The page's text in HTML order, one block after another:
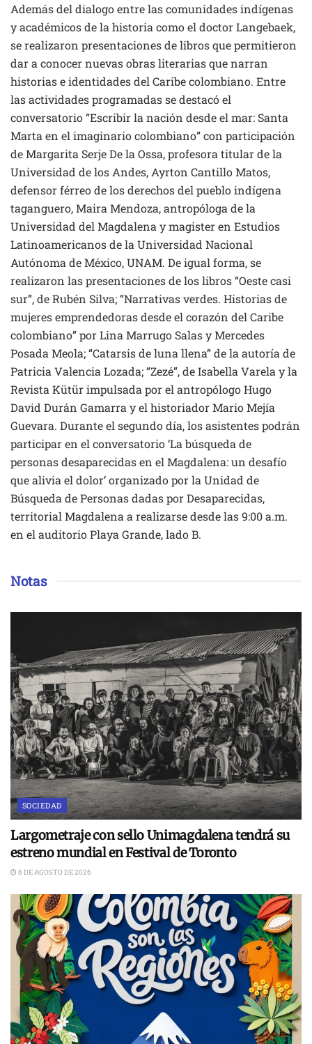
Además del dialogo entre las comunidades indígenas
y académicos de la historia como el doctor Langebaek,
se realizaron presentaciones de libros que permitieron
dar a conocer nuevas obras literarias que narran
historias e identidades del Caribe colombiano. Entre
las actividades programadas se destacó el
conversatorio “Escribir la nación desde el mar: Santa
Marta en el imaginario colombiano” con participación
de Margarita Serje De la Ossa, profesora titular de la
Universidad de los Andes, Ayrton Cantillo Matos,
defensor férreo de los derechos del pueblo indígena
taganguero, Maira Mendoza, antropóloga de la
Universidad del Magdalena y magister en Estudios
Latinoamericanos de la Universidad Nacional
Autónoma de México, UNAM. De igual forma, se
realizaron las presentaciones de los libros “Oeste casi
sur”, de Rubén Silva; “Narrativas verdes. Historias de
mujeres emprendedoras desde el corazón del Caribe
colombiano” por Lina Marrugo Salas y Mercedes
Posada Meola; “Catarsis de luna llena” de la autoría de
Patricia Valencia Lozada; “Zezé”, de Isabella Varela y la
Revista Kütür impulsada por el antropólogo Hugo
David Durán Gamarra y el historiador Mario Mejía
Guevara. Durante el segundo día, los asistentes podrán
participar en el conversatorio ‘La búsqueda de
personas desaparecidas en el Magdalena: un desafío
que alivia el dolor’ organizado por la Unidad de
Búsqueda de Personas dadas por Desaparecidas,
territorial Magdalena a realizarse desde las 9:00 a.m.
en el auditorio Playa Grande, lado B.
Notas
SOCIEDAD
Largometraje con sello Unimagdalena tendrá su
estreno mundial en Festival de Toronto
6 DE AGOSTO DE 2026